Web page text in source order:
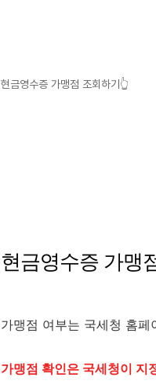
현금영수증 가맹점 조회하기👆
현금영수증 가맹
가맹점 여부는 국세청 홈
가맹점 확인은 국세청이 지